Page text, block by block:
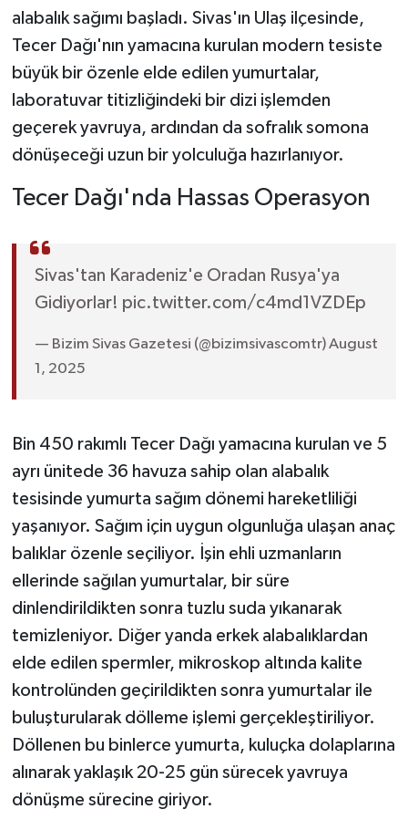
alabalık sağımı başladı. Sivas'ın Ulaş ilçesinde,
Tecer Dağı'nın yamacına kurulan modern tesiste
büyük bir özenle elde edilen yumurtalar,
laboratuvar titizliğindeki bir dizi işlemden
geçerek yavruya, ardından da sofralık somona
dönüşeceği uzun bir yolculuğa hazırlanıyor.
Tecer Dağı'nda Hassas Operasyon
Sivas'tan Karadeniz'e Oradan Rusya'ya
Gidiyorlar! pic.twitter.com/c4md1VZDEp
— Bizim Sivas Gazetesi (@bizimsivascomtr) August
1, 2025
Bin 450 rakımlı Tecer Dağı yamacına kurulan ve 5
ayrı ünitede 36 havuza sahip olan alabalık
tesisinde yumurta sağım dönemi hareketliliği
yaşanıyor. Sağım için uygun olgunluğa ulaşan anaç
balıklar özenle seçiliyor. İşin ehli uzmanların
ellerinde sağılan yumurtalar, bir süre
dinlendirildikten sonra tuzlu suda yıkanarak
temizleniyor. Diğer yanda erkek alabalıklardan
elde edilen spermler, mikroskop altında kalite
kontrolünden geçirildikten sonra yumurtalar ile
buluşturularak dölleme işlemi gerçekleştiriliyor.
Döllenen bu binlerce yumurta, kuluçka dolaplarına
alınarak yaklaşık 20-25 gün sürecek yavruya
dönüşme sürecine giriyor.